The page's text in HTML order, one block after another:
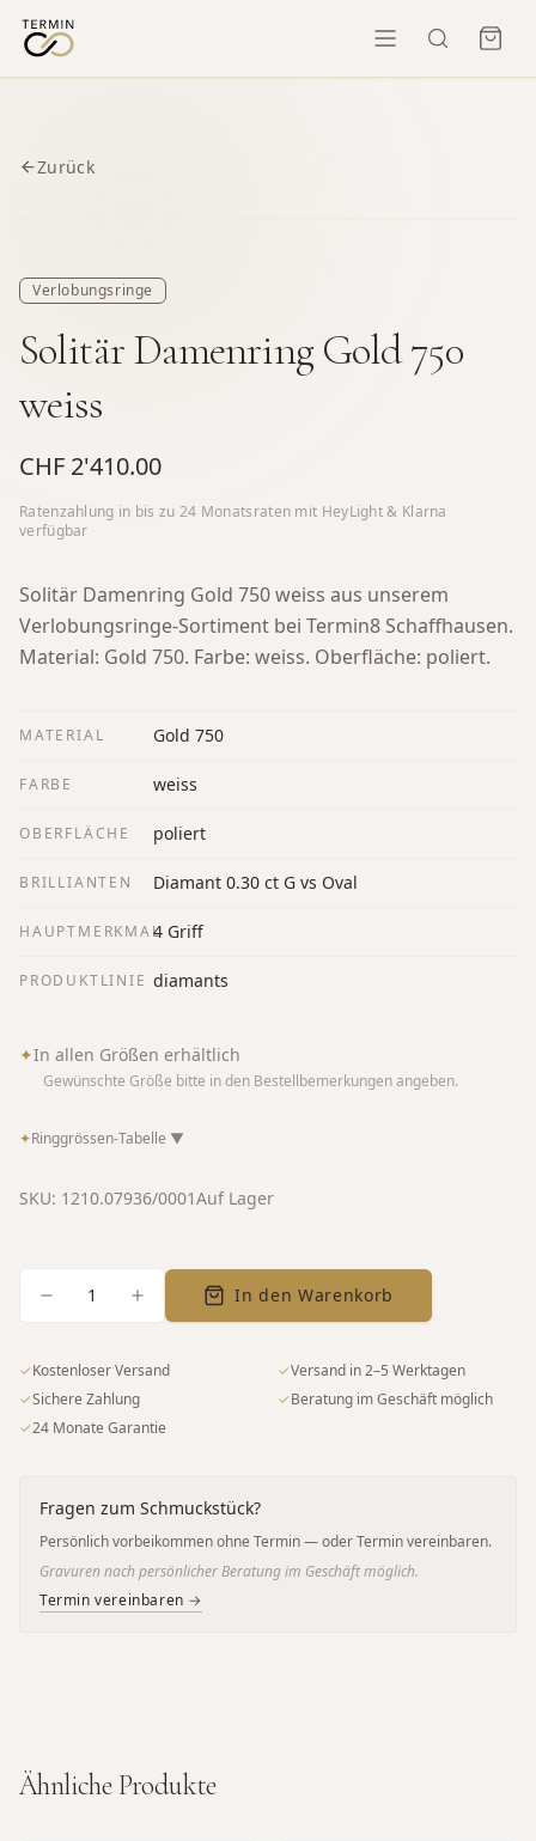
Zurück
Verlobungsringe
Solitär Damenring Gold 750
weiss
CHF 2'410.00
Ratenzahlung in bis zu 24 Monatsraten mit HeyLight & Klarna
verfügbar
Solitär Damenring Gold 750 weiss aus unserem
Verlobungsringe-Sortiment bei Termin8 Schaffhausen.
Material: Gold 750. Farbe: weiss. Oberfläche: poliert.
MATERIAL Gold 750
FARBE weiss
OBERFLÄCHE poliert
BRILLIANTEN Diamant 0.30 ct G vs Oval
HAUPTMERKMAL4 Griff
PRODUKTLINIE diamants
✦In allen Größen erhältlich
Gewünschte Größe bitte in den Bestellbemerkungen angeben.
✦Ringgrössen-Tabelle ▼
SKU: 1210.07936/0001Auf Lager
1 In den Warenkorb
✓Kostenloser Versand ✓Versand in 2–5 Werktagen
✓Sichere Zahlung ✓Beratung im Geschäft möglich
✓24 Monate Garantie
Fragen zum Schmuckstück?
Persönlich vorbeikommen ohne Termin — oder Termin vereinbaren.
Gravuren nach persönlicher Beratung im Geschäft möglich.
Termin vereinbaren →
Ähnliche Produkte